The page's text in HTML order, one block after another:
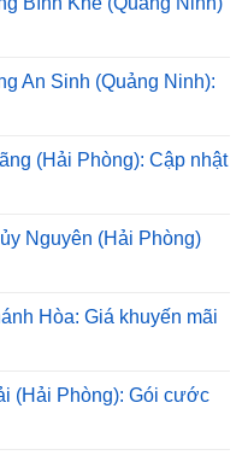
An Sinh (Quảng Ninh):
(Hải Phòng): Cập nhật
Nguyên (Hải Phòng)
Hòa: Giá khuyến mãi
(Hải Phòng): Gói cước